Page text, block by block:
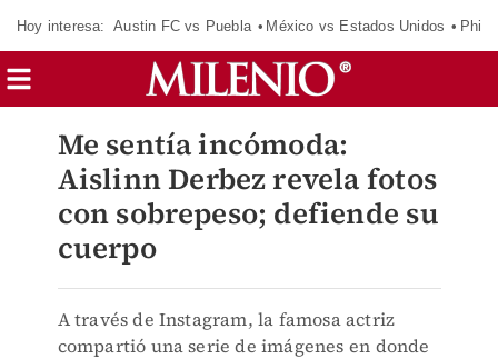
Hoy interesa: Austin FC vs Puebla México vs Estados Unidos
Me sentía incómoda:
Aislinn Derbez revela fotos
con sobrepeso; defiende su
cuerpo
A través de Instagram, la famosa actriz
compartió una serie de imágenes en donde